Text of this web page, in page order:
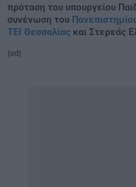
πρόταση του υπουργείου
συνένωση του
ΤΕΙ Θεσσαλίας και Στερεάς
{ad}